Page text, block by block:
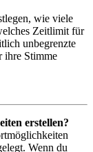
wie viele
Zeitlimit für
unbegrenzte
ihre Stimme
erstellen?
Wenn du